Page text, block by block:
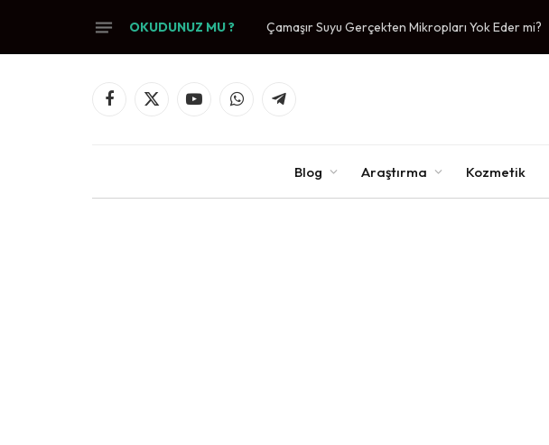
OKUDUNUZ MU ? Çamaşır Suyu Gerçekten Mikropları Yok Eder mi?
Facebook
X
YouTubeWhatsAppTelegram
Blog Araştırma Kozmetik